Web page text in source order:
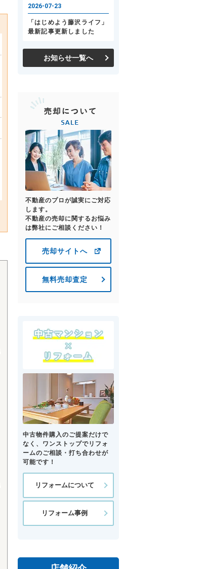
お知らせ一覧へ
不動産のプロが誠実にご対応
します。
不動産の売却に関するお悩み
は弊社にご相談ください！
売却サイトへ
無料売却査定
中古物件購入のご提案だけで
なく、ワンストップでリフォ
ームのご相談・打ち合わせが
可能です！
リフォームについて
リフォーム事例